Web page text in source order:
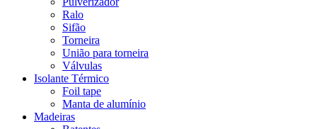
Ralo
Sifão
Torneira
União para torneira
Válvulas
Isolante Térmico
Foil tape
Manta de alumínio
Madeiras